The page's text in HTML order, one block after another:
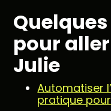
pour
Julie
Automatiser
pratique